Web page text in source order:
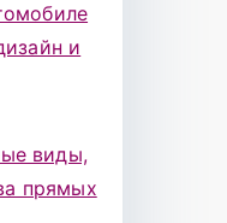
и
виды,
прямых